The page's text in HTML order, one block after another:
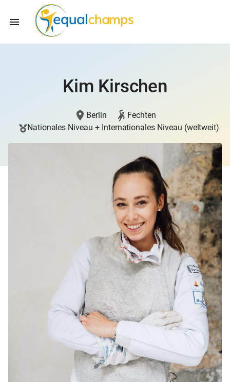
Kim Kirschen
Berlin
Fechten
Nationales Niveau + Internationales Niveau (weltweit)